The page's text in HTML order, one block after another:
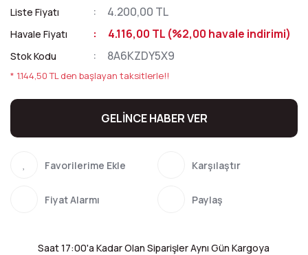
Liste Fiyatı 4.200,00 TL
Havale Fiyatı 4.116,00 TL (%2,00 havale indirimi)
Stok Kodu 8A6KZDY5X9
* 1.144,50 TL den başlayan taksitlerle!!
GELİNCE HABER VER
Karşılaştır
Fiyat Alarmı Paylaş
Saat 17:00'a Kadar Olan Siparişler Aynı Gün Kargoya